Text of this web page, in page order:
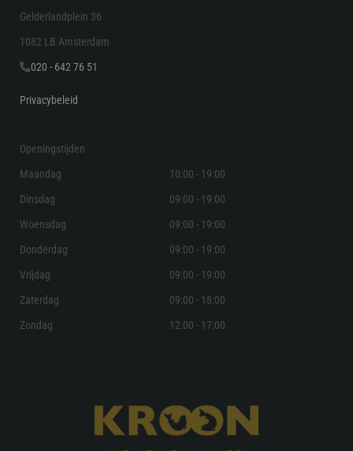
Gelderlandplein 36
1082 LB Amsterdam
020 - 642 76 51
Privacybeleid
Openingstijden
Maandag
10:00 - 19:00
Dinsdag
09:00 - 19:00
Woensdag
09:00 - 19:00
Donderdag
09:00 - 19:00
Vrijdag
09:00 - 19:00
Zaterdag
09:00 - 18:00
Zondag
12:00 - 17:00